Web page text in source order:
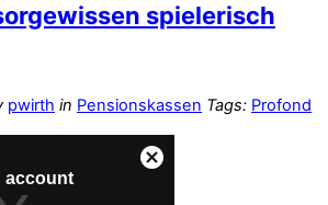
spielerisch
pwirth in Pensionskassen Tags: Profond